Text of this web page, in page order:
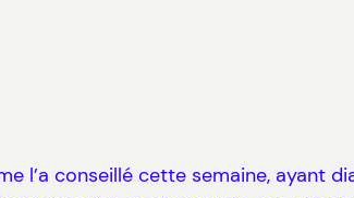
l’a conseillé cette semaine, ayant